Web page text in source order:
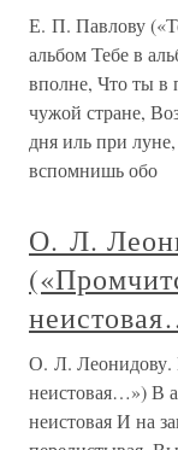
Е. П. Павлову
альбом Тебе в
вполне, Что ты в
чужой стране,
дня иль при
вспомнишь обо
О. Л.
О. Л. Леонидову.
неистовая…») В
неистовая И на